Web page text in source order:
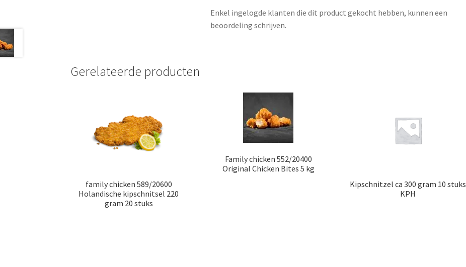
Enkel ingelogde klanten die dit product gekocht hebben, kunnen een
beoordeling schrijven.
Gerelateerde producten
family chicken 589/20600
Holandische kipschnitsel 220
gram 20 stuks
Family chicken 552/20400
Original Chicken Bites 5 kg
Kipschnitzel ca 300 gram 10 stuks
KPH